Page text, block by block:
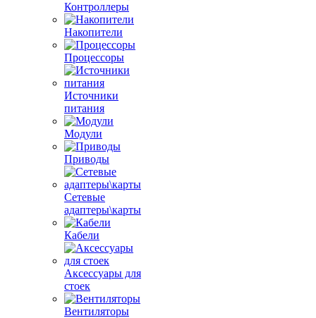
Контроллеры
Накопители
Процессоры
Источники
питания
Модули
Приводы
Сетевые
адаптеры\карты
Кабели
Аксессуары для
стоек
Вентиляторы